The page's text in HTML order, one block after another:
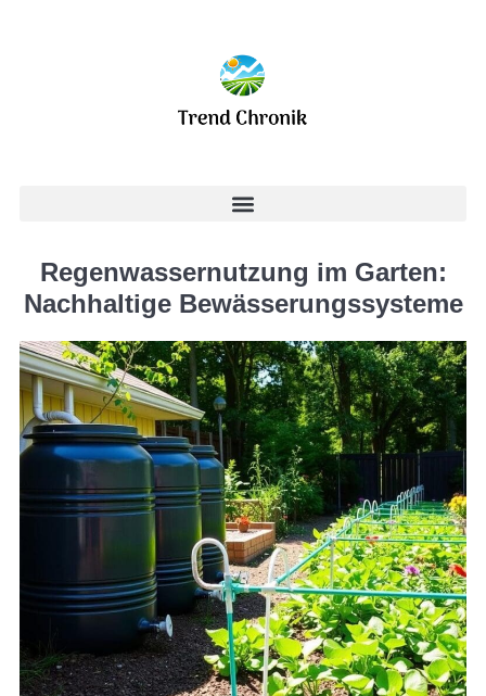
Regenwassernutzung im Garten:
Nachhaltige Bewässerungssysteme